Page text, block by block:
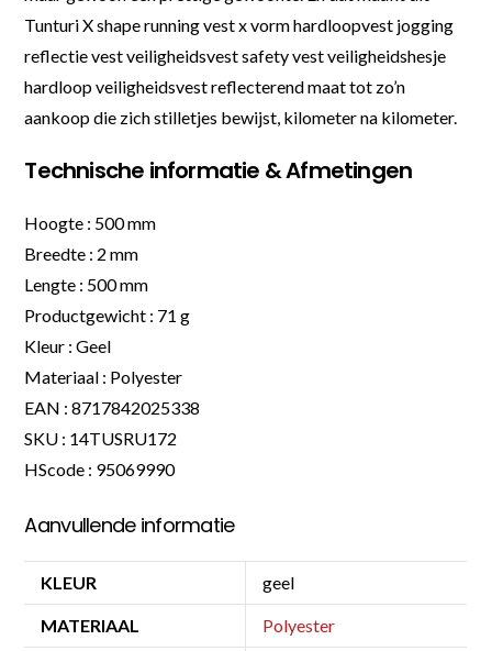
Tunturi X shape running vest x vorm hardloopvest jogging
reflectie vest veiligheidsvest safety vest veiligheidshesje
hardloop veiligheidsvest reflecterend maat tot zo’n
aankoop die zich stilletjes bewijst, kilometer na kilometer.
Technische informatie & Afmetingen
Hoogte : 500 mm
Breedte : 2 mm
Lengte : 500 mm
Productgewicht : 71 g
Kleur : Geel
Materiaal : Polyester
EAN : 8717842025338
SKU : 14TUSRU172
HScode : 95069990
Aanvullende informatie
KLEUR geel
MATERIAAL Polyester